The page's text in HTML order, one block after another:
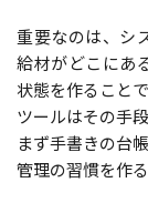
重要なのは、シ
給材がどこにあ
状態を作ることで
ツールはその手
まず手書きの台
管理の習慣を作